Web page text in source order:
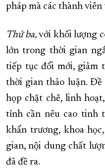
pháp mà các thành
Thứ ba,với khối lượng
lớn trong thời gian
tiếp tục đổi mới, giảm
thời gian thảo luận.
họp chặt chẽ, linh
tỉnh cần nêu cao tinh
khẩn trương, khoa
gian, nội dung chất
đã đề ra.